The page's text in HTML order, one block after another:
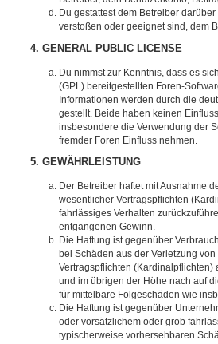
Du gestattest dem Betreiber
verstoßen oder geeignet sind, dem
4. GENERAL PUBLIC LICENSE
Du nimmst zur Kenntnis, dass es
(GPL) bereitgestellten Foren-
Informationen werden durch die
gestellt. Beide haben keinen
insbesondere die Verwendung der
fremder Foren Einfluss nehmen.
5. GEWÄHRLEISTUNG
Der Betreiber haftet mit Ausnahme
wesentlicher Vertragspflichten
fahrlässiges Verhalten
entgangenen Gewinn.
Die Haftung ist gegenüber
bei Schäden aus der Verletzung
Vertragspflichten
und im übrigen der Höhe nach auf
für mittelbare Folgeschäden wie
Die Haftung ist gegenüber
oder vorsätzlichem oder grob
typischerweise vorhersehbaren